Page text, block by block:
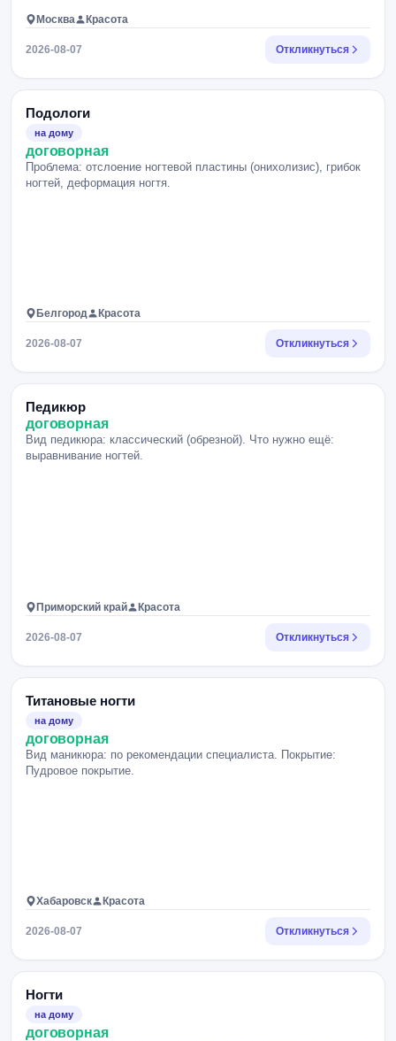
Москва Красота
2026-08-07 Откликнуться
Подологи
на дому
договорная
Проблема: отслоение ногтевой пластины (онихолизис), грибок
ногтей, деформация ногтя.
Белгород Красота
2026-08-07 Откликнуться
Педикюр
договорная
Вид педикюра: классический (обрезной). Что нужно ещё:
выравнивание ногтей.
Приморский край Красота
2026-08-07 Откликнуться
Титановые ногти
на дому
договорная
Вид маникюра: по рекомендации специалиста. Покрытие:
Пудровое покрытие.
Хабаровск Красота
2026-08-07 Откликнуться
Ногти
на дому
договорная